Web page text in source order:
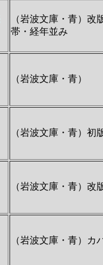
（岩波文庫・青）改
帯・経年並み
（岩波文庫・青）
（岩波文庫・青）初
（岩波文庫・青）改
（岩波文庫・青）カ